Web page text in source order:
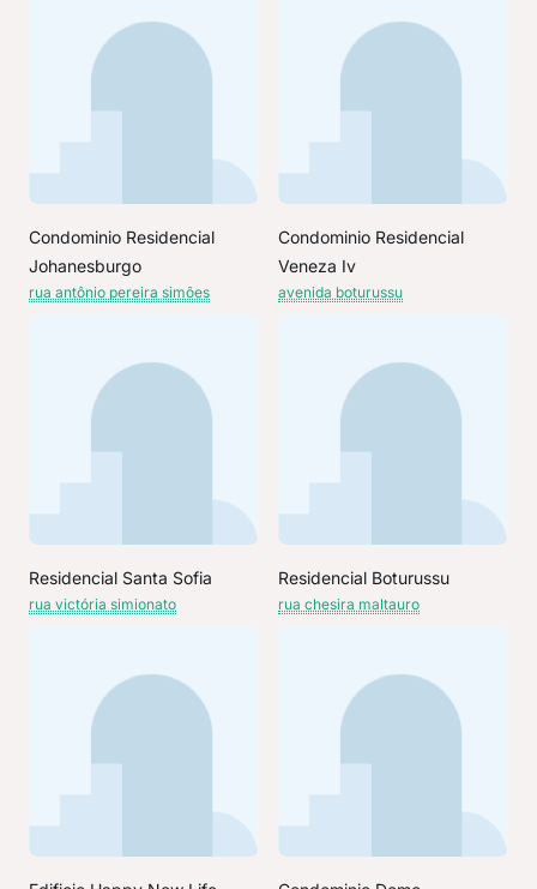
Condominio Residencial
Johanesburgo
rua antônio pereira simões
Condominio Residencial
Veneza Iv
avenida boturussu
Residencial Santa Sofia
rua victória simionato
Residencial Boturussu
rua chesira maltauro